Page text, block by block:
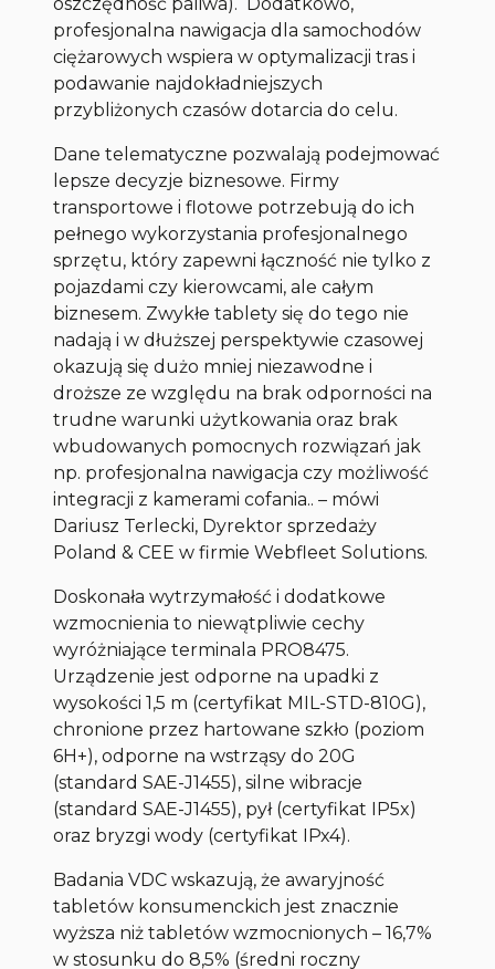
profesjonalna nawigacja dla samochodów
ciężarowych wspiera w optymalizacji tras i
podawanie najdokładniejszych
przybliżonych czasów dotarcia do celu.
Dane telematyczne pozwalają podejmować
lepsze decyzje biznesowe. Firmy
transportowe i flotowe potrzebują do ich
pełnego wykorzystania profesjonalnego
sprzętu, który zapewni łączność nie tylko z
pojazdami czy kierowcami, ale całym
biznesem. Zwykłe tablety się do tego nie
nadają i w dłuższej perspektywie czasowej
okazują się dużo mniej niezawodne i
droższe ze względu na brak odporności na
trudne warunki użytkowania oraz brak
wbudowanych pomocnych rozwiązań jak
np. profesjonalna nawigacja czy możliwość
integracji z kamerami cofania.. – mówi
Dariusz Terlecki, Dyrektor sprzedaży
Poland & CEE w firmie Webfleet Solutions.
Doskonała wytrzymałość i dodatkowe
wzmocnienia to niewątpliwie cechy
wyróżniające terminala PRO8475.
Urządzenie jest odporne na upadki z
wysokości 1,5 m (certyfikat MIL-STD-810G),
chronione przez hartowane szkło (poziom
6H+), odporne na wstrząsy do 20G
(standard SAE-J1455), silne wibracje
(standard SAE-J1455), pył (certyfikat IP5x)
oraz bryzgi wody (certyfikat IPx4).
Badania VDC wskazują, że awaryjność
tabletów konsumenckich jest znacznie
wyższa niż tabletów wzmocnionych – 16,7%
w stosunku do 8,5% (średni roczny